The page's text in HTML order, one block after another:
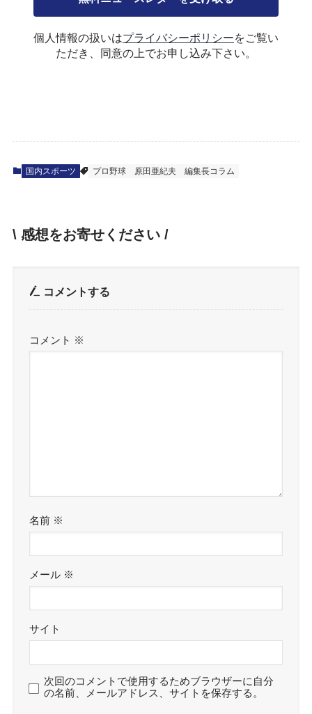
個人情報の扱いはプライバシーポリシーをご覧い
ただき、同意の上でお申し込み下さい。
国内スポーツ プロ野球 原田亜紀夫 編集長コラム
\ 感想をお寄せください /
コメントする
コメント ※
名前 ※
メール ※
サイト
次回のコメントで使用するためブラウザーに自分
の名前、メールアドレス、サイトを保存する。